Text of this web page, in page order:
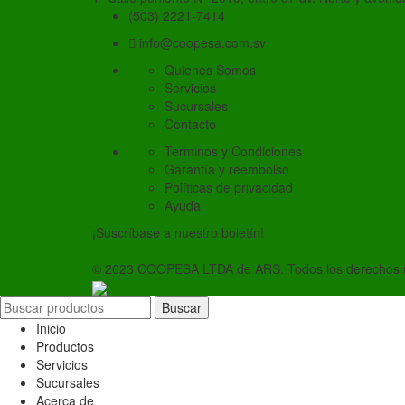
(503) 2221-7414
info@coopesa.com.sv
Quienes Somos
Servicios
Sucursales
Contacto
Terminos y Condiciones
Garantía y reembolso
Políticas de privacidad
Ayuda
¡Suscríbase a nuestro boletín!
© 2023 COOPESA LTDA de ARS. Todos los derechos
Buscar
Inicio
Productos
Servicios
Sucursales
Acerca de